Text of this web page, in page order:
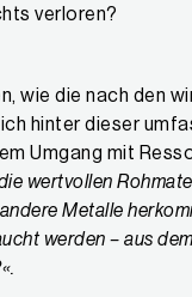
verloren?
wie die nach den
hinter dieser
Umgang mit
wertvollen
Metalle
werden – aus